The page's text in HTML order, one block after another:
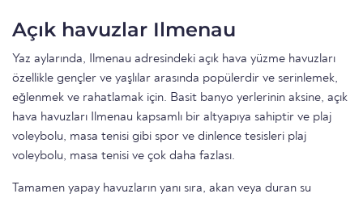
Açık havuzlar Ilmenau
Yaz aylarında, Ilmenau adresindeki açık hava yüzme havuzları
özellikle gençler ve yaşlılar arasında popülerdir ve serinlemek,
eğlenmek ve rahatlamak için. Basit banyo yerlerinin aksine, açık
hava havuzları Ilmenau kapsamlı bir altyapıya sahiptir ve plaj
voleybolu, masa tenisi gibi spor ve dinlence tesisleri plaj
voleybolu, masa tenisi ve çok daha fazlası.
Tamamen yapay havuzların yanı sıra, akan veya duran su